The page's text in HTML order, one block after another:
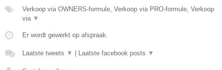
Verkoop via OWNERS-formule, Verkoop via PRO-formule, Verkoop
via ▼
Er wordt gewerkt op afspraak.
Laatste tweets ▼ Laatste facebook posts ▼